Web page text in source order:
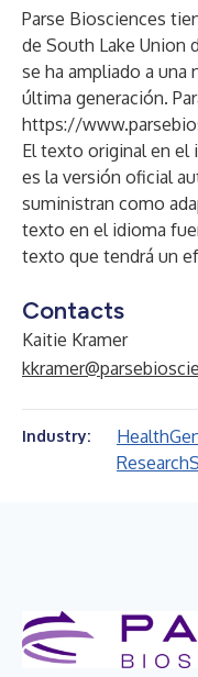
Parse Biosciences
de South Lake Union
se ha ampliado a una
última generación.
https://
El texto original en el
es la versión oficial
suministran como
texto en el idioma
texto que tendrá un
Contacts
Kaitie Kramer
Industry: Health
Research